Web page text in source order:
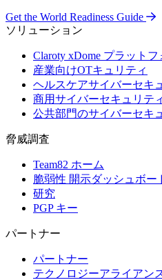
Get the World Readiness Guide
ソリューション
Claroty xDome プラットフ
産業向けOTキュリティ
ヘルスケアサイバーセキ
商用サイバーセキュリテ
公共部門のサイバーセキ
脅威調査
Team82 ホーム
脆弱性 開示ダッシュボー
研究
PGP キー
パートナー
パートナー
テクノロジーアライアン